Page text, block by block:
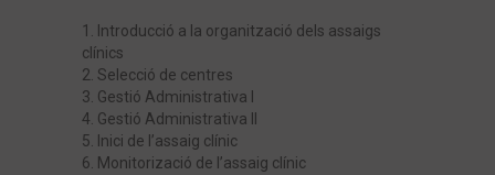
1. Introducció a la organització dels assaigs
clínics
2. Selecció de centres
3. Gestió Administrativa I
4. Gestió Administrativa II
5. Inici de l’assaig clínic
6. Monitorizació de l’assaig clínic